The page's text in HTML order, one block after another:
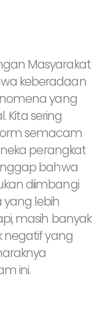
Masyarakat
keberadaan
yang
Kita sering
semacam
perangkat
bahwa
diimbangi
lebih
masih banyak
negatif yang
ini.